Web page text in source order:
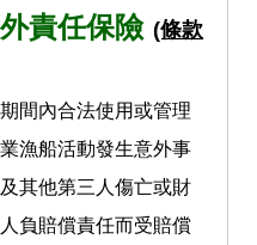
責任保險 (條款
間內合法使用或管理
漁船活動發生意外事
其他第三人傷亡或財
負賠償責任而受賠償